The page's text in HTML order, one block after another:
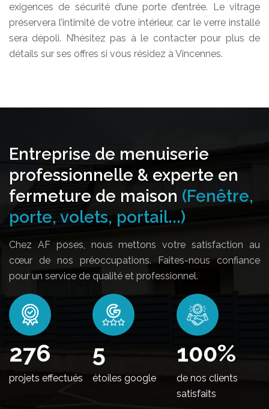
exigences de sécurité d’une porte d’entrée. Le vitrage
préservera l’intimité de votre intérieur, car le verre installé
sera dépoli. N’hésitez pas à le contacter pour plus de
détails sur ses offres si vous résidez à Vincennes.
Entreprise de menuiserie
professionnelle & experte en
fermeture de maison (Fenêtre,
porte, volets, portail...)
Chez AF poses, nous mettons votre satisfaction au
cœur de nos préoccupations. Faites-nous confiance
pour un service de qualité et professionnel.
334
projets effectués
5
étoiles google
100%
de nos clients
satisfaits